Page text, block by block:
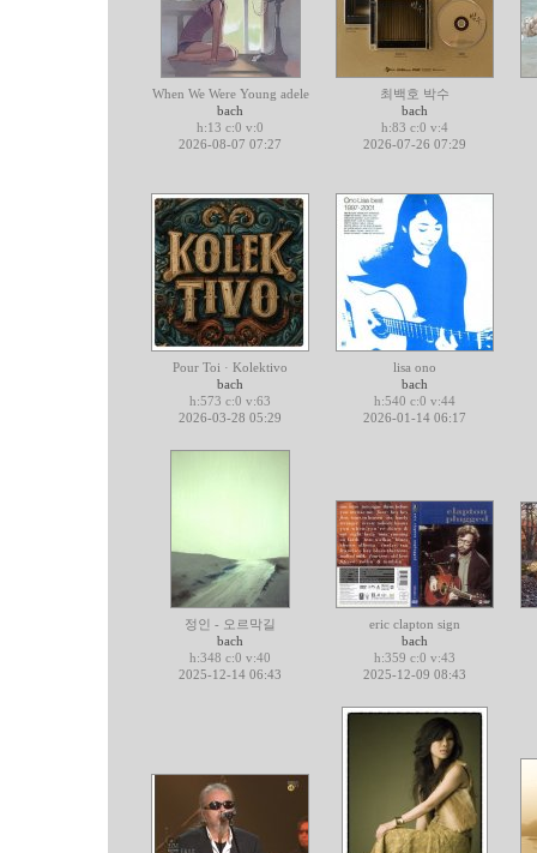
When We Were Young adele
bach
h:13 c:0 v:0
2026-08-07 07:27
최백호 박수
bach
h:83 c:0 v:4
2026-07-26 07:29
Pour Toi · Kolektivo
bach
h:573 c:0 v:63
2026-03-28 05:29
lisa ono
bach
h:540 c:0 v:44
2026-01-14 06:17
정인 - 오르막길
bach
h:348 c:0 v:40
2025-12-14 06:43
eric clapton sign
bach
h:359 c:0 v:43
2025-12-09 08:43